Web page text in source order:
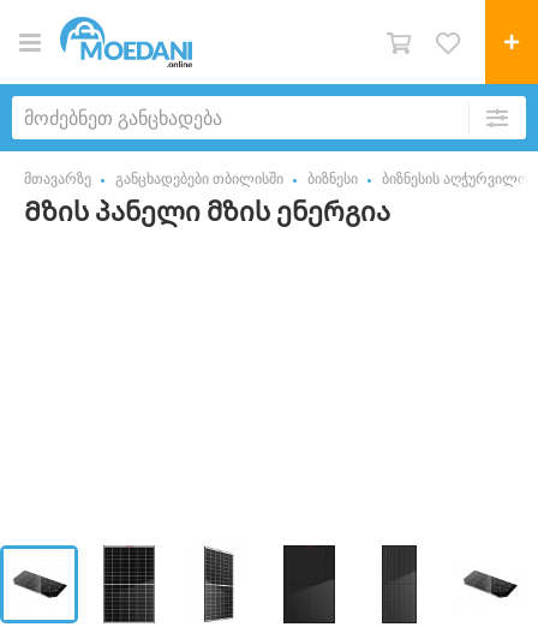
მთავარზე განცხადებები თბილისში ბიზნესი ბიზნესის
Მზის პანელი მზის ენერგია